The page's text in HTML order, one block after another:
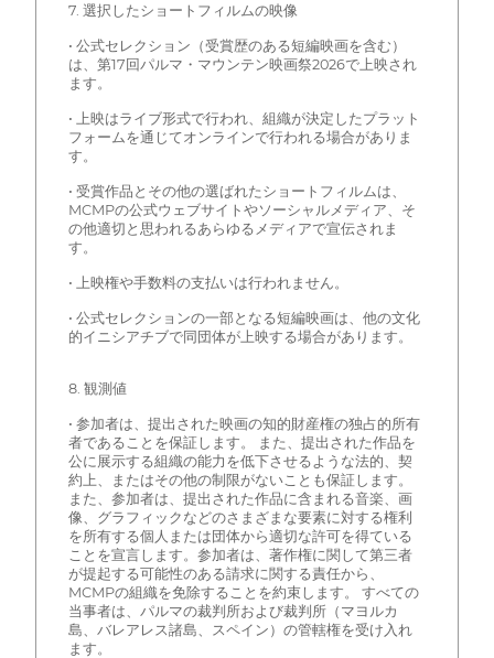
7. 選択したショートフィルムの映像
• 公式セレクション（受賞歴のある短編映画を含む）
は、第17回パルマ・マウンテン映画祭2026で上映され
ます。
• 上映はライブ形式で行われ、組織が決定したプラット
フォームを通じてオンラインで行われる場合がありま
す。
• 受賞作品とその他の選ばれたショートフィルムは、
MCMPの公式ウェブサイトやソーシャルメディア、そ
の他適切と思われるあらゆるメディアで宣伝されま
す。
• 上映権や手数料の支払いは行われません。
• 公式セレクションの一部となる短編映画は、他の文化
的イニシアチブで同団体が上映する場合があります。
8. 観測値
• 参加者は、提出された映画の知的財産権の独占的所有
者であることを保証します。 また、提出された作品を
公に展示する組織の能力を低下させるような法的、契
約上、またはその他の制限がないことも保証します。
また、参加者は、提出された作品に含まれる音楽、画
像、グラフィックなどのさまざまな要素に対する権利
を所有する個人または団体から適切な許可を得ている
ことを宣言します。参加者は、著作権に関して第三者
が提起する可能性のある請求に関する責任から、
MCMPの組織を免除することを約束します。 すべての
当事者は、パルマの裁判所および裁判所（マヨルカ
島、バレアレス諸島、スペイン）の管轄権を受け入れ
ます。